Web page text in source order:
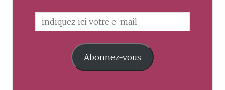
Abonnez-vous